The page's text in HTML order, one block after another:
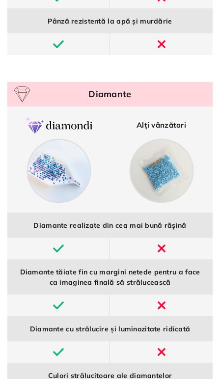
Pânză rezistentă la apă și murdărie
Diamante
Alți vânzători
Diamante realizate din cea mai bună rășină
Diamante tăiate fin cu margini netede pentru a face
ca imaginea finală să strălucească
Diamante cu strălucire și luminozitate ridicată
Culori strălucitoare ale diamantelor